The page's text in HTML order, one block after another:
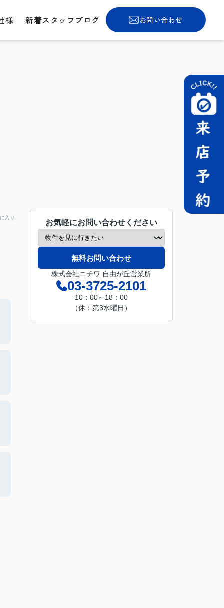
様 新着スタッフブログ お問い合わせ
入り
お気軽にお問い合わせください
無料お問い合わせ
株式会社ニチワ 自由が丘営業所
03-3725-2101
10：00～18：00
（休：第3水曜日）